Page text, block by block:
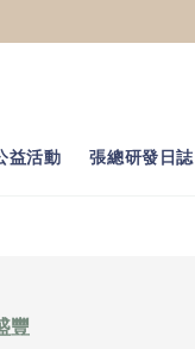
益活動 張總研發日誌
豐